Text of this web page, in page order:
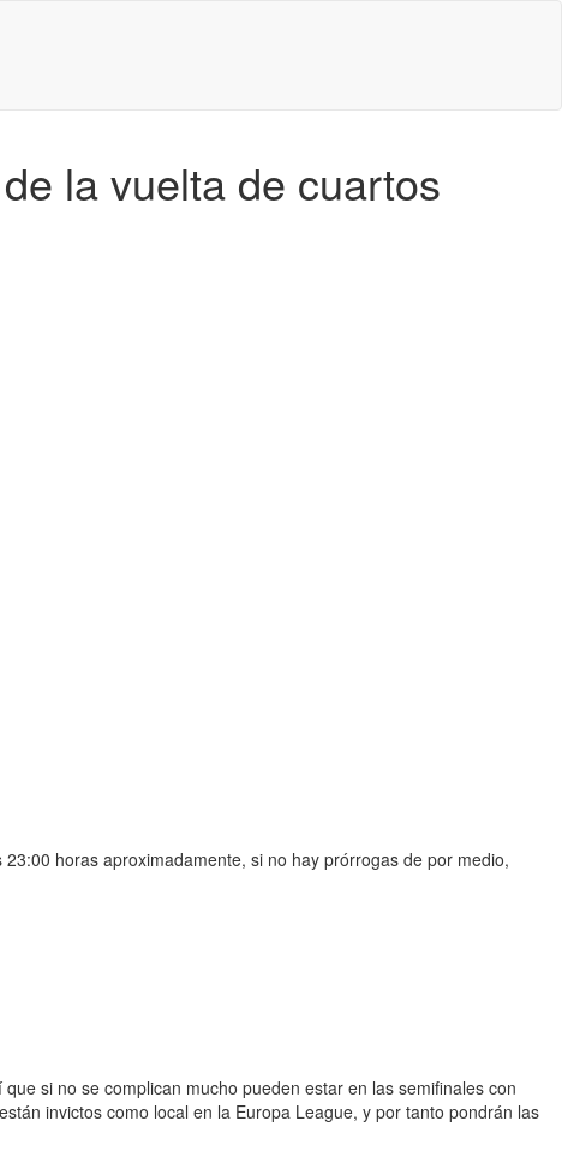
la vuelta de cuartos
23:00 horas aproximadamente, si no hay prórrogas de por medio,
si no se complican mucho pueden estar en las semifinales con
están invictos como local en la Europa League, y por tanto pondrán las